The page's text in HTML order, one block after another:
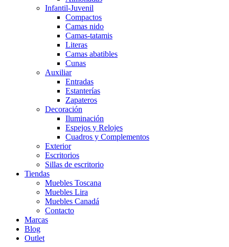
Infantil-Juvenil
Compactos
Camas nido
Camas-tatamis
Literas
Camas abatibles
Cunas
Auxiliar
Entradas
Estanterías
Zapateros
Decoración
Iluminación
Espejos y Relojes
Cuadros y Complementos
Exterior
Escritorios
Sillas de escritorio
Tiendas
Muebles Toscana
Muebles Lira
Muebles Canadá
Contacto
Marcas
Blog
Outlet